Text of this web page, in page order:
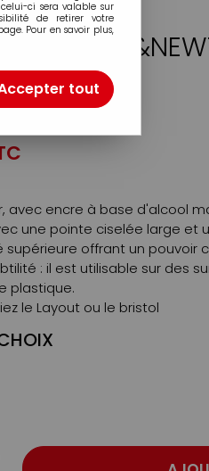
donner votre avis !
avec encre à base d'alcool
une pointe ciselée large et
supérieure offrant un pouvoir
: il est utilisable sur des
plastique.
le Layout ou le bristol
ci sera valable sur
de retirer votre
Pour en savoir plus,
tout